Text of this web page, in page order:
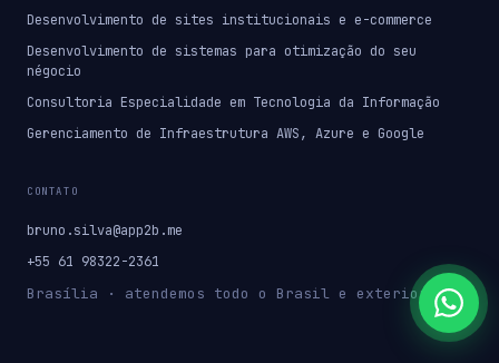
Desenvolvimento de sites institucionais e e-commerce
Desenvolvimento de sistemas para otimização do seu
négocio
Consultoria Especialidade em Tecnologia da Informação
Gerenciamento de Infraestrutura AWS, Azure e Google
CONTATO
bruno.silva@app2b.me
+55 61 98322-2361
Brasília · atendemos todo o Brasil e exterior